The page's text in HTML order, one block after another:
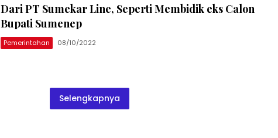
Dari PT Sumekar Line, Seperti Membidik eks Calon
Bupati Sumenep
Pemerintahan 08/10/2022
Selengkapnya